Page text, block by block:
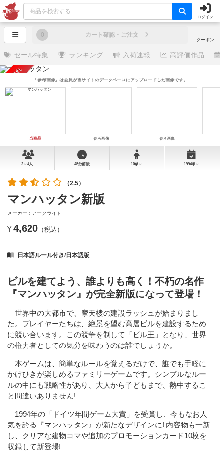
ログイン
─
クーポン
0 カート確認・ご注文
セール特集 ランキング 入荷速報 高評価作品
売り切れ
当商品 参考画像 参考画像
「参考画像」は会員が当サイトのデータベースにアップロードした画像です。
2～4人 45分前後 10歳～ 1994年～
（2.5）
マンハッタン新版
メーカー：アークライト
¥ 4,620 （税込）
日本語ルール付き/日本語版
ビルを建てよう、誰よりも高く！不朽の名作
『マンハッタン』が完全新版になって登場！
世界中の大都市で、摩天楼の建設ラッシュが始まりまし
た。プレイヤーたちは、絶景を望む高層ビルを建設するため
に競い合います。この競争を制して「ビル王」となり、世界
の権力者としての気分を味わうのは誰でしょうか。
本ゲームは、簡単なルールを覚えるだけで、誰でも手軽に
かけひきが楽しめるファミリーゲームです。シンプルなルー
ルの中にも戦略性があり、大人から子どもまで、熱中するこ
と間違いありません!
1994年の「ドイツ年間ゲーム大賞」を受賞し、今もなお人
気を誇る『マンハッタン』が新たなデザインに! 内容物も一新
し、クリアな建物コマや追加のプロモーションカード10枚を
収録して新登場!